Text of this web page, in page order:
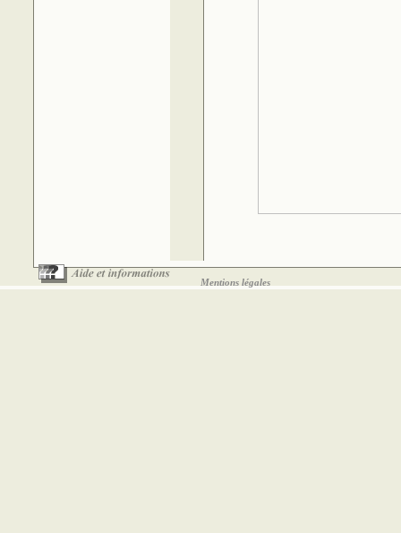
Mentions légales